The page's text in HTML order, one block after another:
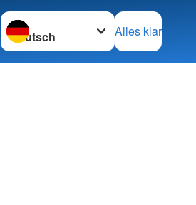
Sprache wechseln zu
Alles klar